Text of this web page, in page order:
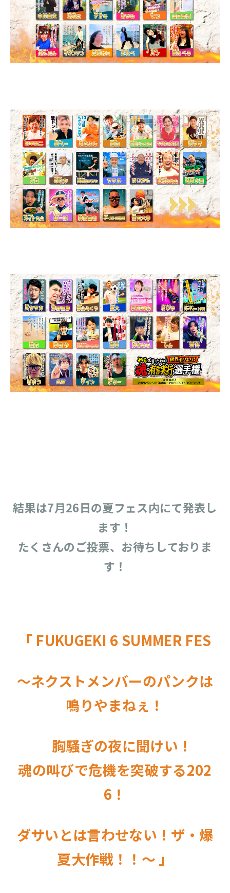
結果は7月26日の夏フェス内にて発表し
ます！
たくさんのご投票、お待ちしておりま
す！
「 FUKUGEKI 6 SUMMER FES
〜ネクストメンバーのパンクは
鳴りやまねぇ！
胸騒ぎの夜に聞けい！
魂の叫びで危機を突破する202
6！
ダサいとは言わせない！ザ・爆
夏大作戦！！〜 」